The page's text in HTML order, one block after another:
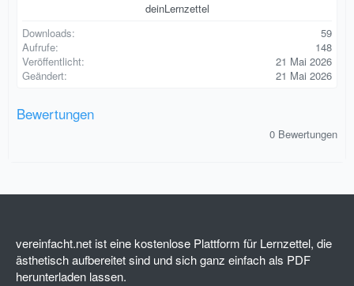
deinLernzettel
Downloads
59
Aufrufe
148
Veröffentlicht
21 Mai 2026
Geändert
21 Mai 2026
Bewertungen
t
(
e
)
0 Bewertungen
vereinfacht.net ist eine kostenlose Plattform für Lernzettel, die
ästhetisch aufbereitet sind und sich ganz einfach als PDF
herunterladen lassen.